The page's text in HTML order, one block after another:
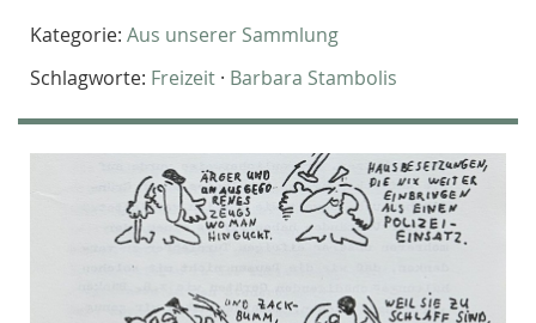
Kategorie: Aus unserer Sammlung
Schlagworte: Freizeit · Barbara Stambolis